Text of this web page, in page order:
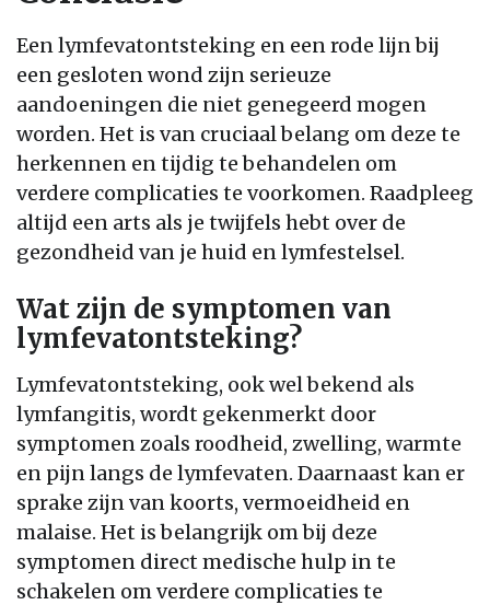
Een lymfevatontsteking en een rode lijn bij
een gesloten wond zijn serieuze
aandoeningen die niet genegeerd mogen
worden. Het is van cruciaal belang om deze te
herkennen en tijdig te behandelen om
verdere complicaties te voorkomen. Raadpleeg
altijd een arts als je twijfels hebt over de
gezondheid van je huid en lymfestelsel.
Wat zijn de symptomen van
lymfevatontsteking?
Lymfevatontsteking, ook wel bekend als
lymfangitis, wordt gekenmerkt door
symptomen zoals roodheid, zwelling, warmte
en pijn langs de lymfevaten. Daarnaast kan er
sprake zijn van koorts, vermoeidheid en
malaise. Het is belangrijk om bij deze
symptomen direct medische hulp in te
schakelen om verdere complicaties te